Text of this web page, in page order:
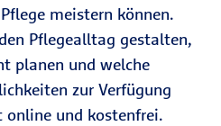
meistern können.
Pflegealltag gestalten,
planen und welche
zur Verfügung
online und kostenfrei.